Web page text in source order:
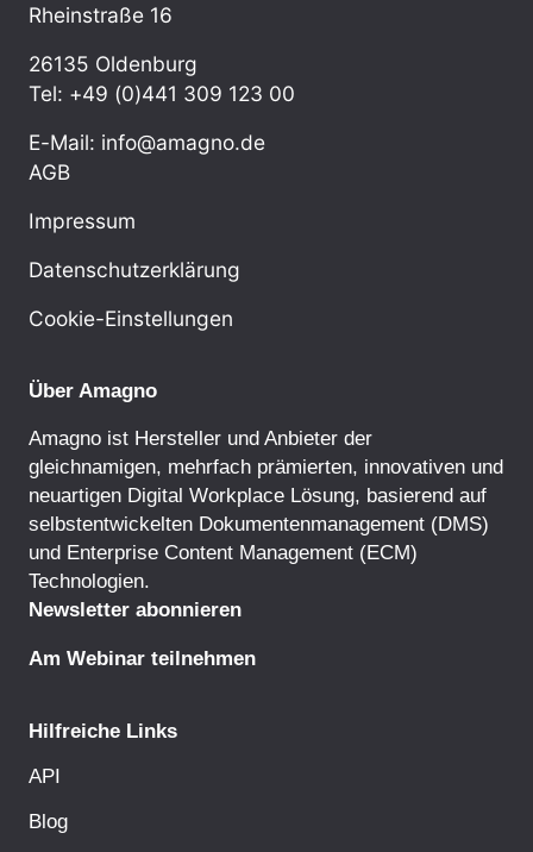
Rheinstraße 16
26135 Oldenburg
Tel: +49 (0)441 309 123 00
E-Mail: info@amagno.de
AGB
Impressum
Datenschutzerklärung
Cookie-Einstellungen
Über Amagno
Amagno ist Hersteller und Anbieter der
gleichnamigen, mehrfach prämierten, innovativen und
neuartigen Digital Workplace Lösung, basierend auf
selbstentwickelten Dokumentenmanagement (DMS)
und Enterprise Content Management (ECM)
Technologien.
Newsletter abonnieren
Am Webinar teilnehmen
Hilfreiche Links
API
Blog